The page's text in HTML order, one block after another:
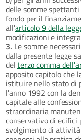
delle somme
fondo per il
all'articolo 9 della
modificazioni e
3. Le somme
dalla presente legge
del terzo comma
apposito capitolo che
istituire nello stato di
l'anno 1992 con la
capitale alle
straordinaria
conservativo di edifici
svolgimento di